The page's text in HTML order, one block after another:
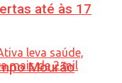
Mourão
até às 17